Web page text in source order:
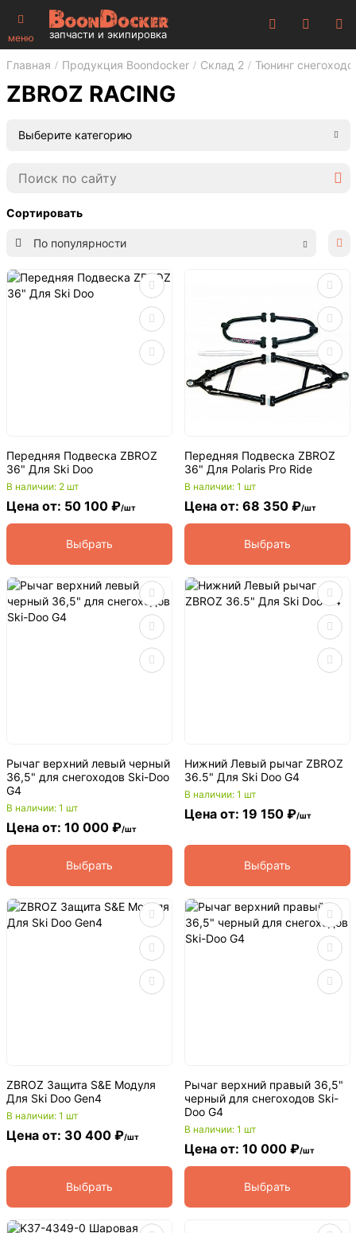
меню запчасти и экипировка
Главная Продукция Boondocker Склад 2 Тюнинг
ZBROZ RACING
Выберите категорию
Сортировать
По популярности
Передняя Подвеска ZBROZ
36" Для Ski Doo
В наличии: 2 шт
Цена от: 50 100 ₽/шт
Выбрать
Передняя Подвеска ZBROZ
36" Для Polaris Pro Ride
В наличии: 1 шт
Цена от: 68 350 ₽/шт
Выбрать
Рычаг верхний левый черный
36,5" для снегоходов Ski-Doo
G4
В наличии: 1 шт
Цена от: 10 000 ₽/шт
Выбрать
Нижний Левый рычаг ZBROZ
36.5" Для Ski Doo G4
В наличии: 1 шт
Цена от: 19 150 ₽/шт
Выбрать
ZBROZ Защита S&E Модуля
Для Ski Doo Gen4
В наличии: 1 шт
Цена от: 30 400 ₽/шт
Выбрать
Рычаг верхний правый 36,5"
черный для снегоходов Ski-
Doo G4
В наличии: 1 шт
Цена от: 10 000 ₽/шт
Выбрать